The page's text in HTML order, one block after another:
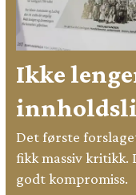
Ikke
Det første
fikk massiv kritikk.
godt kompromiss.